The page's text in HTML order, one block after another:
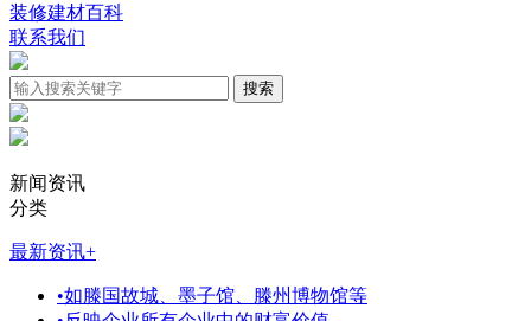
装修建材百科
联系我们
新闻资讯
分类
最新资讯+
•如滕国故城、墨子馆、滕州博物馆等